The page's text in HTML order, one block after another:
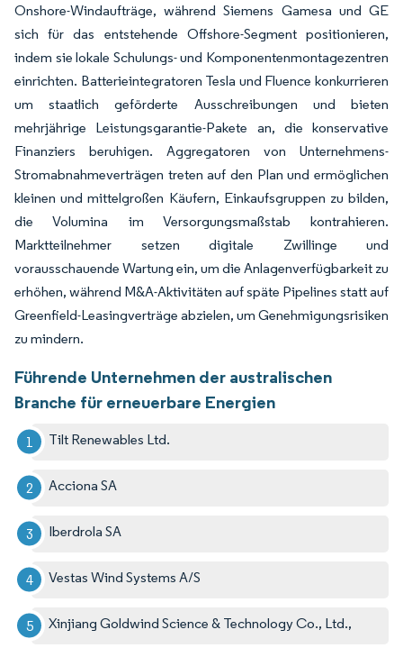
Onshore-Windaufträge, während Siemens Gamesa und GE
sich für das entstehende Offshore-Segment positionieren,
indem sie lokale Schulungs- und Komponentenmontagezentren
einrichten. Batterieintegratoren Tesla und Fluence konkurrieren
um staatlich geförderte Ausschreibungen und bieten
mehrjährige Leistungsgarantie-Pakete an, die konservative
Finanziers beruhigen. Aggregatoren von Unternehmens-
Stromabnahmeverträgen treten auf den Plan und ermöglichen
kleinen und mittelgroßen Käufern, Einkaufsgruppen zu bilden,
die Volumina im Versorgungsmaßstab kontrahieren.
Marktteilnehmer setzen digitale Zwillinge und
vorausschauende Wartung ein, um die Anlagenverfügbarkeit zu
erhöhen, während M&A-Aktivitäten auf späte Pipelines statt auf
Greenfield-Leasingverträge abzielen, um Genehmigungsrisiken
zu mindern.
Führende Unternehmen der australischen
Branche für erneuerbare Energien
Tilt Renewables Ltd.
Acciona SA
Iberdrola SA
Vestas Wind Systems A/S
Xinjiang Goldwind Science & Technology Co., Ltd.,